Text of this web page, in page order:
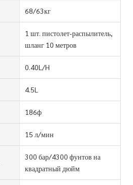
68/63кг
1 шт. пистолет-распылитель,
шланг 10 метров
0.40L/H
4.5L
186ф
15 л/мин
300 бар/4300 фунтов на
квадратный дюйм